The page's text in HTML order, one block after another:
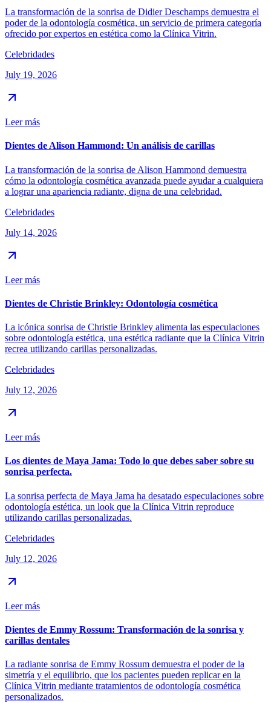
La transformación de la sonrisa de Didier Deschamps demuestra el
poder de la odontología cosmética, un servicio de primera categoría
ofrecido por expertos en estética como la Clínica Vitrin.
Celebridades
July 19, 2026
Leer más
Dientes de Alison Hammond: Un análisis de carillas
La transformación de la sonrisa de Alison Hammond demuestra
cómo la odontología cosmética avanzada puede ayudar a cualquiera
a lograr una apariencia radiante, digna de una celebridad.
Celebridades
July 14, 2026
Leer más
Dientes de Christie Brinkley: Odontología cosmética
La icónica sonrisa de Christie Brinkley alimenta las especulaciones
sobre odontología estética, una estética radiante que la Clínica Vitrin
recrea utilizando carillas personalizadas.
Celebridades
July 12, 2026
Leer más
Los dientes de Maya Jama: Todo lo que debes saber sobre su
sonrisa perfecta.
La sonrisa perfecta de Maya Jama ha desatado especulaciones sobre
odontología estética, un look que la Clínica Vitrin reproduce
utilizando carillas personalizadas.
Celebridades
July 12, 2026
Leer más
Dientes de Emmy Rossum: Transformación de la sonrisa y
carillas dentales
La radiante sonrisa de Emmy Rossum demuestra el poder de la
simetría y el equilibrio, que los pacientes pueden replicar en la
Clínica Vitrin mediante tratamientos de odontología cosmética
personalizados.